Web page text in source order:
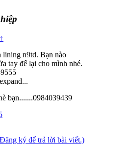
↑
lining n9td. Bạn nào
tay để lại cho mình nhé.
bạn.......0984039439
ký để trả lời bài viết.)